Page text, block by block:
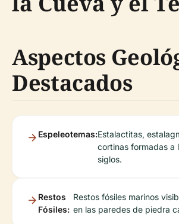
Aspectos
Destacados
Espeleotemas:Estalactitas,
cortinas formadas a
siglos.
Restos
Fósiles:
Restos fósiles marinos
en las paredes de piedra